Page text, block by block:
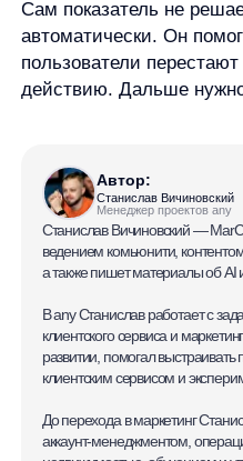
Центра Сколково, Большой
улица
Основной код по ОКВЭД — 62.01
программного